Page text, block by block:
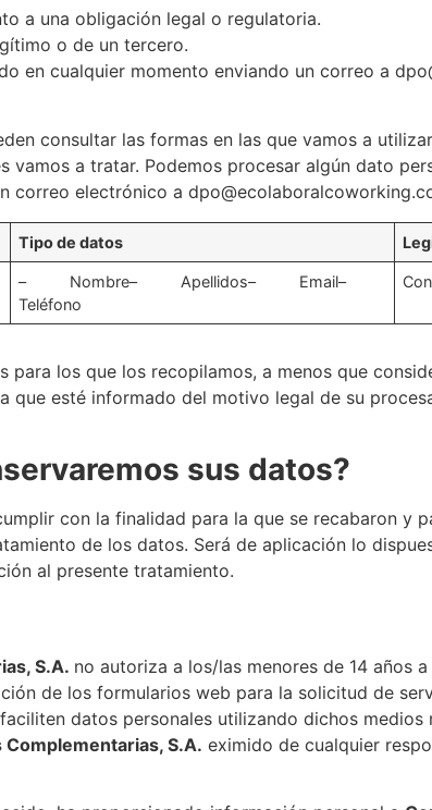
a una obligación legal o regulatoria.
o de un tercero.
en cualquier momento enviando un correo a
consultar las formas en las que vamos a
vamos a tratar. Podemos procesar algún dato
correo electrónico a
Tipo de datos
– Nombre– Apellidos– Email–
Teléfono
para los que los recopilamos, a menos que
esté informado del motivo legal de su
sus datos?
con la finalidad para la que se recabaron y
de los datos. Será de aplicación lo
al presente tratamiento.
S.A. no autoriza a los/las menores de 14 años
de los formularios web para la solicitud de
datos personales utilizando dichos
S.A. eximido de cualquier